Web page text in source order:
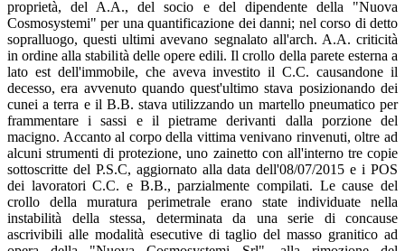
proprietà, del A.A., del socio e del dipendente della "Nuova
Cosmosystemi" per una quantificazione dei danni; nel corso di detto
sopralluogo, questi ultimi avevano segnalato all'arch. A.A. criticità
in ordine alla stabilità delle opere edili. Il crollo della parete esterna a
lato est dell'immobile, che aveva investito il C.C. causandone il
decesso, era avvenuto quando quest'ultimo stava posizionando dei
cunei a terra e il B.B. stava utilizzando un martello pneumatico per
frammentare i sassi e il pietrame derivanti dalla porzione del
macigno. Accanto al corpo della vittima venivano rinvenuti, oltre ad
alcuni strumenti di protezione, uno zainetto con all'interno tre copie
sottoscritte del P.S.C, aggiornato alla data dell'08/07/2015 e i POS
dei lavoratori C.C. e B.B., parzialmente compilati. Le cause del
crollo della muratura perimetrale erano state individuate nella
instabilità della stessa, determinata da una serie di concause
ascrivibili alle modalità esecutive di taglio del masso granitico ad